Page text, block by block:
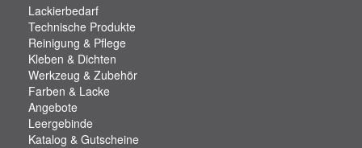
Lackierbedarf
Technische Produkte
Reinigung & Pflege
Kleben & Dichten
Werkzeug & Zubehör
Farben & Lacke
Angebote
Leergebinde
Katalog & Gutscheine